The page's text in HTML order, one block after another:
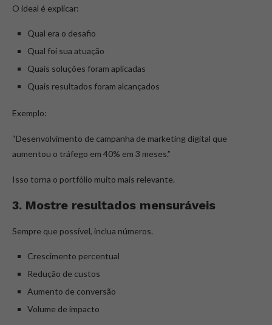
O ideal é explicar:
Qual era o desafio
Qual foi sua atuação
Quais soluções foram aplicadas
Quais resultados foram alcançados
Exemplo:
“Desenvolvimento de campanha de marketing digital que
aumentou o tráfego em 40% em 3 meses.”
Isso torna o portfólio muito mais relevante.
3. Mostre resultados mensuráveis
Sempre que possível, inclua números.
Crescimento percentual
Redução de custos
Aumento de conversão
Volume de impacto